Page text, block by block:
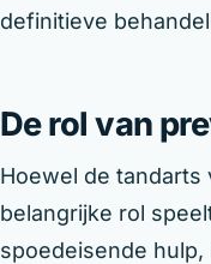
definitieve
De rol van
Hoewel de tandarts
belangrijke rol
spoedeisende